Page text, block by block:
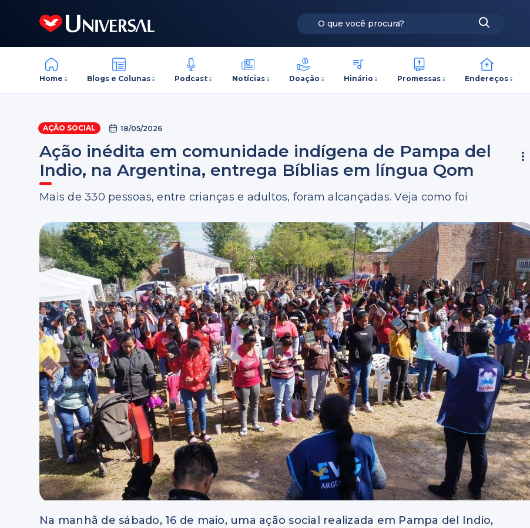
Home Blogs e Colunas Podcast Notícias Doação Hinário Promessas Endereços
AÇÃO SOCIAL 18/05/2026
Ação inédita em comunidade indígena de Pampa del
Indio, na Argentina, entrega Bíblias em língua Qom
Mais de 330 pessoas, entre crianças e adultos, foram alcançadas. Veja como foi
Na manhã de sábado, 16 de maio, uma ação social realizada em Pampa del Indio,